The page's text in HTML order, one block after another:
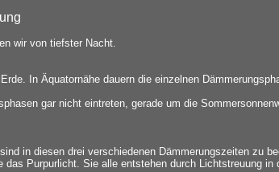
wir von tiefster Nacht.
In Äquatornähe dauern die einzelnen
gar nicht eintreten, gerade um die
in diesen drei verschiedenen Dämmerungszeiten zu
das Purpurlicht. Sie alle entstehen durch Lichtstreuung in